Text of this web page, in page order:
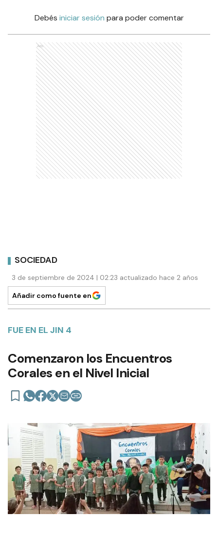
Debés iniciar sesión para poder comentar
Ads
SOCIEDAD
3 de septiembre de 2024 | 02:23 actualizado hace 2 años
Añadir como fuente en
FUE EN EL JIN 4
Comenzaron los Encuentros
Corales en el Nivel Inicial